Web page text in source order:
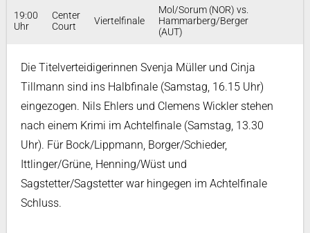
19:00
Uhr
Center
Court
Viertelfinale
Mol/Sorum (NOR) vs.
Hammarberg/Berger
(AUT)
Die Titelverteidigerinnen Svenja Müller und Cinja
Tillmann sind ins Halbfinale (Samstag, 16.15 Uhr)
eingezogen. Nils Ehlers und Clemens Wickler stehen
nach einem Krimi im Achtelfinale (Samstag, 13.30
Uhr). Für Bock/Lippmann, Borger/Schieder,
Ittlinger/Grüne, Henning/Wüst und
Sagstetter/Sagstetter war hingegen im Achtelfinale
Schluss.